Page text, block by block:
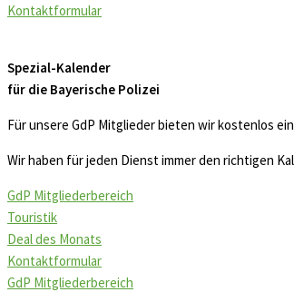
Kontaktformular
Spezial-Kalender
für die Bayerische Polizei
Für unsere GdP Mitglieder bieten wir kostenlos
Wir haben für jeden Dienst immer den richtigen
GdP Mitgliederbereich
Touristik
Deal des Monats
Kontaktformular
GdP Mitgliederbereich